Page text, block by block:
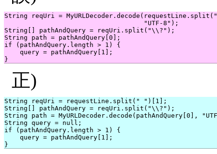
String reqUri =
                                    "UTF-8");
String[] pathAndQuery = reqUri.split("\\?");
String path = pathAndQuery[0];
if (pathAndQuery.length > 1) {
    query = pathAndQuery[1];
正)
String reqUri = requestLine.split(" ")[1];
String[] pathAndQuery = reqUri.split("\\?");
String path = MyURLDecoder.decode(pathAndQuery[0],
String query = null;
if (pathAndQuery.length > 1) {
    query = pathAndQuery[1];